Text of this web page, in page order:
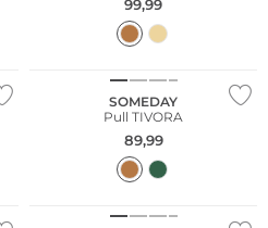
99,99
SOMEDAY
Pull TIVORA
89,99